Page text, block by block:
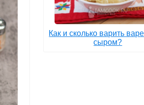
Как и сколько варить
сыром?